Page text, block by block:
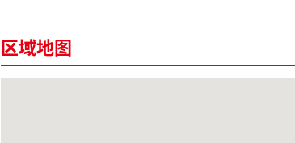
区域地图